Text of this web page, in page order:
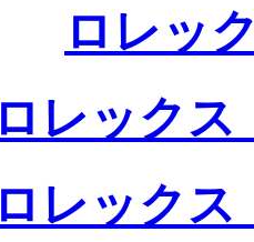
ロレッ
ロレックス
ロレックス